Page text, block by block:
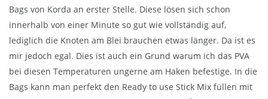
Bags von Korda an erster Stelle. Diese lösen sich schon
innerhalb von einer Minute so gut wie vollständig auf,
lediglich die Knoten am Blei brauchen etwas länger. Da ist es
mir jedoch egal. Dies ist auch ein Grund warum ich das PVA
bei diesen Temperaturen ungerne am Haken befestige. In die
Bags kann man perfekt den Ready to use Stick Mix füllen mit